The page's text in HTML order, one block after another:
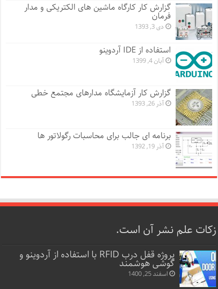
گزارش کار کارگاه ماشین های الکتریکی و مدار
فرمان
دی 3, 1393
استفاده از IDE آردوینو
آبان 4, 1399
گزارش کار آزمایشگاه مدارهای مجتمع خطی
آذر 26, 1393
برنامه ای جالب برای محاسبات رگولاتور ها
آذر 19, 1392
زکات علم نشر آن است.
پروژه قفل‌ درب RFID با استفاده از آردوینو و
گوشی هوشمند
اسفند 25, 1400